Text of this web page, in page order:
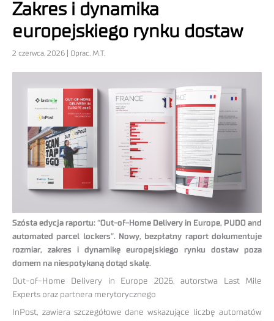
Zakres i dynamika
europejskiego rynku dostaw
2 czerwca, 2026 | Oprac. M.T.
Szósta edycja raportu: “Out-of-Home Delivery in Europe, PUDO and
automated parcel lockers”. Nowy, bezpłatny raport dokumentuje
rozmiar, zakres i dynamikę europejskiego rynku dostaw poza
domem na niespotykaną dotąd skalę.
Out-of-Home Delivery in Europe 2026, autorstwa Last Mile
Experts oraz partnera merytorycznego
InPost, zawiera szczegółowe dane wskazujące liczbę automatów